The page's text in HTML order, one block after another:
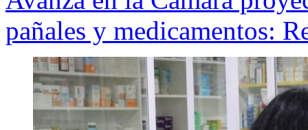
pañales y medicamentos: